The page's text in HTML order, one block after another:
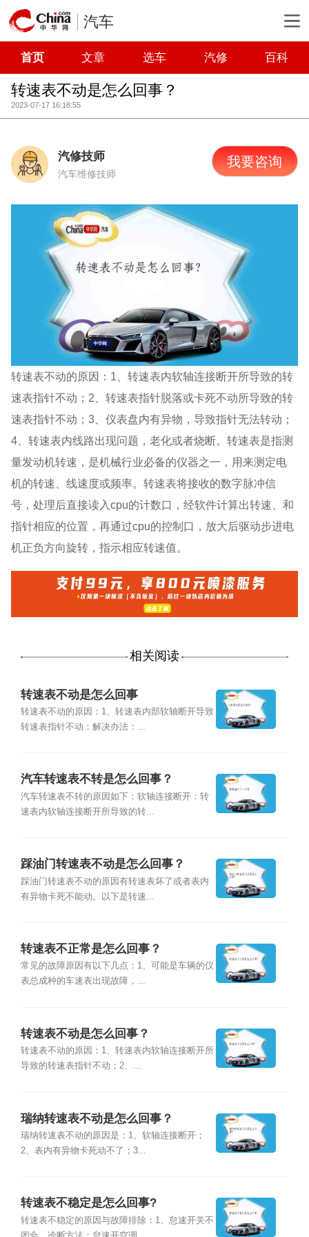
汽车
首页 文章 选车 汽修 百科
转速表不动是怎么回事？
2023-07-17 16:18:55
汽修技师
汽车维修技师
我要咨询
转速表不动的原因：1、转速表内软轴连接断开所导致的转
速表指针不动；2、转速表指针脱落或卡死不动所导致的转
速表指针不动；3、仪表盘内有异物，导致指针无法转动；
4、转速表内线路出现问题，老化或者烧断。转速表是指测
量发动机转速，是机械行业必备的仪器之一，用来测定电
机的转速、线速度或频率。转速表将接收的数字脉冲信
号，处理后直接读入cpu的计数口，经软件计算出转速、和
指针相应的位置，再通过cpu的控制口，放大后驱动步进电
机正负方向旋转，指示相应转速值。
相关阅读
转速表不动是怎么回事
转速表不动的原因：1、转速表内部软轴断开导致
转速表指针不动；解决办法：...
汽车转速表不转是怎么回事？
汽车转速表不转的原因如下：软轴连接断开：转
速表内软轴连接断开所导致的转...
踩油门转速表不动是怎么回事？
踩油门转速表不动的原因有转速表坏了或者表内
有异物卡死不能动。以下是转速...
转速表不正常是怎么回事？
常见的故障原因有以下几点：1、可能是车辆的仪
表总成种的车速表出现故障，...
转速表不动是怎么回事？
转速表不动的原因：1、转速表内软轴连接断开所
导致的转速表指针不动；2、...
瑞纳转速表不动是怎么回事？
瑞纳转速表不动的原因是：1、软轴连接断开；
2、表内有异物卡死动不了；3...
转速表不稳定是怎么回事?
转速表不稳定的原因与故障排除：1、怠速开关不